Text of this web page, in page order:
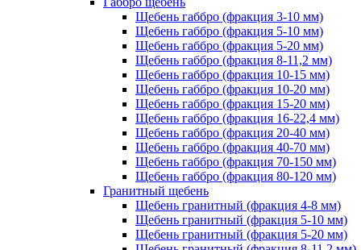
Щебень габбро (фракция 3-10 мм)
Щебень габбро (фракция 5-10 мм)
Щебень габбро (фракция 5-20 мм)
Щебень габбро (фракция 8-11,2 мм)
Щебень габбро (фракция 10-15 мм)
Щебень габбро (фракция 10-20 мм)
Щебень габбро (фракция 15-20 мм)
Щебень габбро (фракция 16-22,4 мм)
Щебень габбро (фракция 20-40 мм)
Щебень габбро (фракция 40-70 мм)
Щебень габбро (фракция 70-150 мм)
Щебень габбро (фракция 80-120 мм)
Гранитный щебень
Щебень гранитный (фракция 4-8 мм)
Щебень гранитный (фракция 5-10 мм)
Щебень гранитный (фракция 5-20 мм)